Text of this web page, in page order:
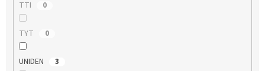
TTI 0
TYT 0
UNIDEN 3